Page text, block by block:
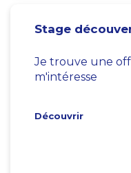
Stage
Je trouve une
m'intéresse
Découvrir